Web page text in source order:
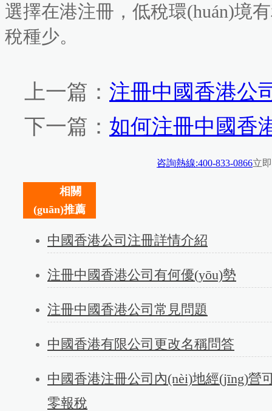
選擇在港注冊，低稅環(huán)
稅種少。
上一篇： 注冊中國香港公
下一篇： 如何注冊中國香
咨詢熱線:400-833-0866立
相關
(guān)推薦
中國香港公司注冊詳情介紹
注冊中國香港公司有何優(yōu)勢
注冊中國香港公司常見問題
中國香港有限公司更改名稱問答
中國香港注冊公司內(nèi)地經(jīng)營
零報稅